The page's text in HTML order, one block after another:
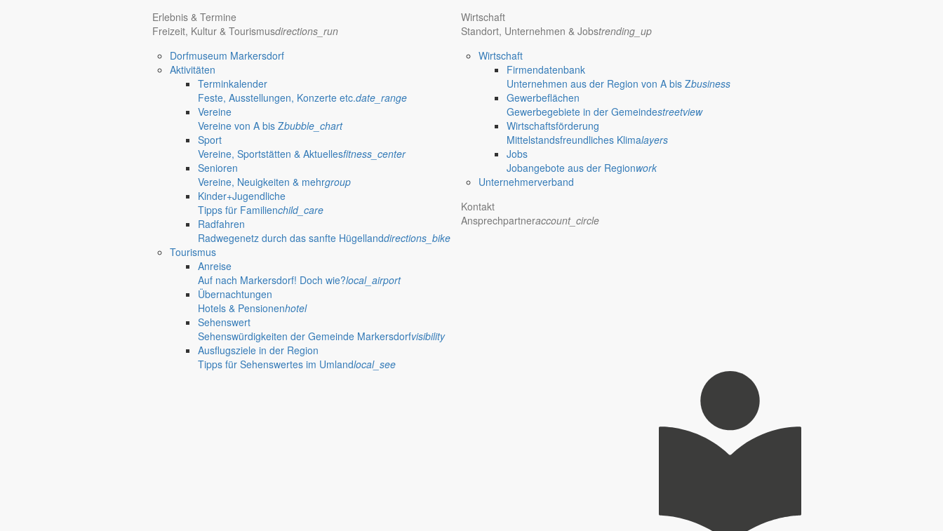
Erlebnis & Termine
Freizeit, Kultur & Tourismusdirections_run
Dorfmuseum Markersdorf
Aktivitäten
Terminkalender
Feste, Ausstellungen, Konzerte etc.date_range
Vereine
Vereine von A bis Zbubble_chart
Sport
Vereine, Sportstätten & Aktuellesfitness_center
Senioren
Vereine, Neuigkeiten & mehrgroup
Kinder+Jugendliche
Tipps für Familienchild_care
Radfahren
Radwegenetz durch das sanfte Hügellanddirections_bike
Tourismus
Anreise
Auf nach Markersdorf! Doch wie?local_airport
Übernachtungen
Hotels & Pensionenhotel
Sehenswert
Sehenswürdigkeiten der Gemeinde Markersdorfvisibility
Ausflugsziele in der Region
Tipps für Sehenswertes im Umlandlocal_see
Wirtschaft
Standort, Unternehmen & Jobstrending_up
Wirtschaft
Firmendatenbank
Unternehmen aus der Region von A bis Zbusiness
Gewerbeflächen
Gewerbegebiete in der Gemeindestreetview
Wirtschaftsförderung
Mittelstandsfreundliches Klimalayers
Jobs
Jobangebote aus der Regionwork
Unternehmerverband
Kontakt
Ansprechpartneraccount_circle